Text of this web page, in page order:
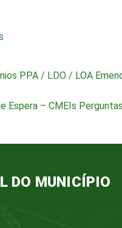
PPA / LDO / LOA
Espera – CMEIs
DO MUNICÍPIO